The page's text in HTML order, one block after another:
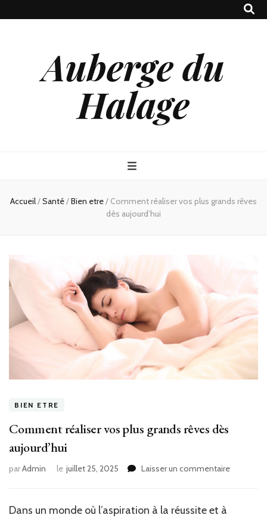
Auberge du
Halage
Accueil/Santé/Bien etre/ Comment réaliser vos plus grands rêves
dès aujourd’hui
BIEN ETRE
Comment réaliser vos plus grands rêves dès
aujourd’hui
parAdmin le juillet 25, 2025 Laisser un commentairesur
Dans un monde où l’aspiration à la réussite et à